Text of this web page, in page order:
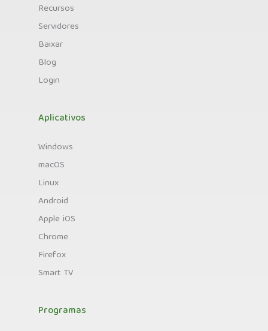
Recursos
Servidores
Baixar
Blog
Login
Aplicativos
Windows
macOS
Linux
Android
Apple iOS
Chrome
Firefox
Smart TV
Programas